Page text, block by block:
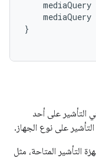
mediaQuery
mediaQuery
}
التأشير على أحد
على نوع الجهاز.
التأشير المتاحة، مثل